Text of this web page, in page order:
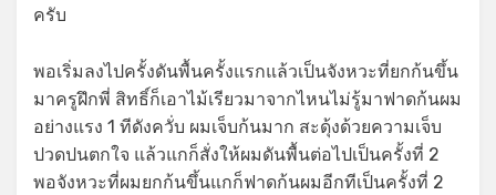
ครับ
พอเริ่มลงไปครั้งดันพื้นครั้งแรกแล้วเป็นจังหวะที่ยกก้นขึ้น
มาครูฝึกพี่ สิทธิ์ก็เอาไม้เรียวมาจากไหนไม่รู้มาฟาดก้นผม
อย่างแรง 1 ทีดังควั่บ ผมเจ็บก้นมาก สะดุ้งด้วยความเจ็บ
ปวดปนตกใจ แล้วแกก็สั่งให้ผมดันพื้นต่อไปเป็นครั้งที่ 2
พอจังหวะที่ผมยกก้นขึ้นแกก็ฟาดก้นผมอีกทีเป็นครั้งที่ 2